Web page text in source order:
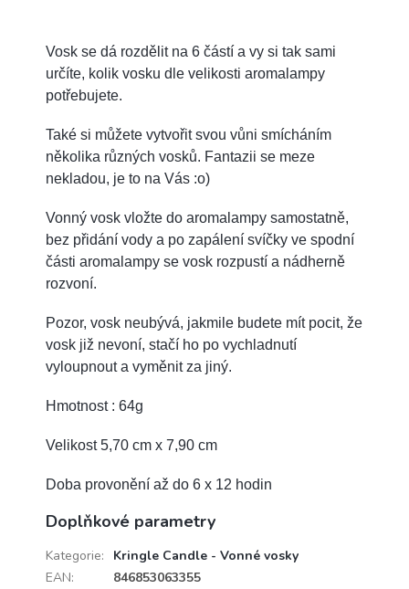
Vosk se dá rozdělit na 6 částí a vy si tak sami
určíte, kolik vosku dle velikosti aromalampy
potřebujete.
Také si můžete vytvořit svou vůni smícháním
několika různých vosků. Fantazii se meze
nekladou, je to na Vás :o)
Vonný vosk vložte do aromalampy samostatně,
bez přidání vody a po zapálení svíčky ve spodní
části aromalampy se vosk rozpustí a nádherně
rozvoní.
Pozor, vosk neubývá, jakmile budete mít pocit, že
vosk již nevoní, stačí ho po vychladnutí
vyloupnout a vyměnit za jiný.
Hmotnost : 64g
Velikost 5,70 cm x 7,90 cm
Doba provonění až do 6 x 12 hodin
Doplňkové parametry
Kategorie:
Kringle Candle - Vonné vosky
EAN:
846853063355